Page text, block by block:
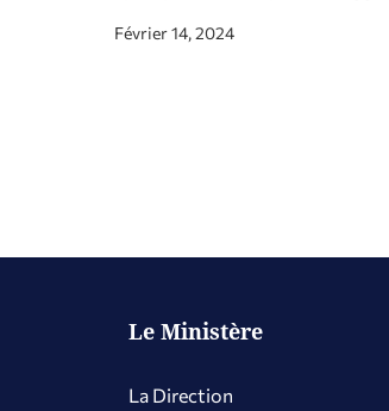
Février 14, 2024
Le Ministère
La Direction